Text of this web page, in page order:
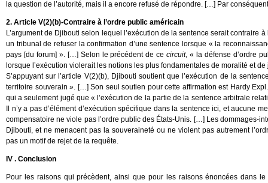
la question de l’autorité, mais il a encore refusé de répondre. […] Par
2. Article V(2)(b)-Contraire à l’ordre public américain
L’argument de Djibouti selon lequel l’exécution de la sentence serait contraire
un tribunal de refuser la confirmation d’une sentence lorsque « la
pays [du forum] ». […] Selon le précédent de cecircuit, « la défense d’ordre
lorsque l’exécution violerait les notions les plus fondamentales de moralité et de
S’appuyant sur l’article V(2)(b), Djibouti soutient que l’exécution de la
territoire souverain ». […] Son seul soutien pour cette affirmation est Hardy
qui a seulement jugé que « l’exécution de la partie de la sentence arbitrale
Il n’y a pas d’élément d’exécution spécifique dans la sentence ici, et aucune
compensatoire ne viole pas l’ordre public des États-Unis. […] Les dommages-
Djibouti, et ne menacent pas la souveraineté ou ne violent pas autrement
pas un motif de rejet de la requête.
IV . Conclusion
Pour les raisons qui précèdent, ainsi que pour les raisons énoncées dans